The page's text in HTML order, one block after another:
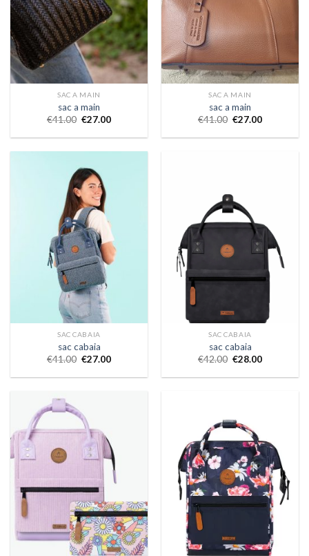
SAC A MAIN
sac a main
€41.00 €27.00
SAC A MAIN
sac a main
€41.00 €27.00
SAC CABAIA
sac cabaia
€41.00 €27.00
SAC CABAIA
sac cabaia
€42.00 €28.00